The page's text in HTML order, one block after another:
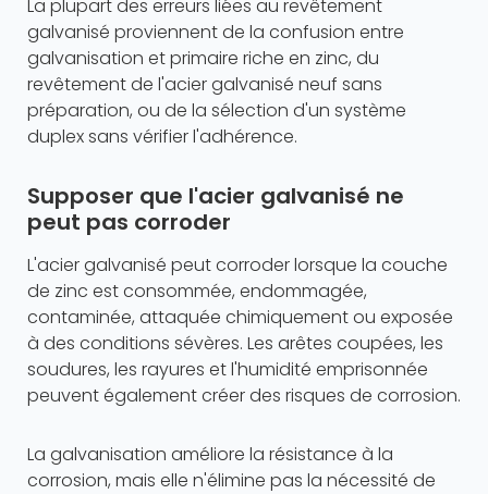
La plupart des erreurs liées au revêtement
galvanisé proviennent de la confusion entre
galvanisation et primaire riche en zinc, du
revêtement de l'acier galvanisé neuf sans
préparation, ou de la sélection d'un système
duplex sans vérifier l'adhérence.
Supposer que l'acier galvanisé ne
peut pas corroder
L'acier galvanisé peut corroder lorsque la couche
de zinc est consommée, endommagée,
contaminée, attaquée chimiquement ou exposée
à des conditions sévères. Les arêtes coupées, les
soudures, les rayures et l'humidité emprisonnée
peuvent également créer des risques de corrosion.
La galvanisation améliore la résistance à la
corrosion, mais elle n'élimine pas la nécessité de